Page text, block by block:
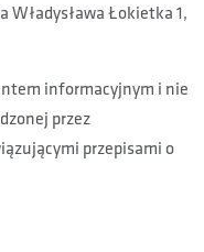
Władysława Łokietka 1,
informacyjnym i nie
przez
przepisami o